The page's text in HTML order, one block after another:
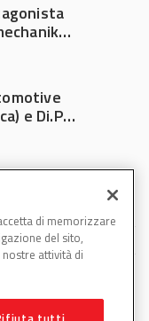
e Di.Pa.
di memorizzare
del sito,
attività di